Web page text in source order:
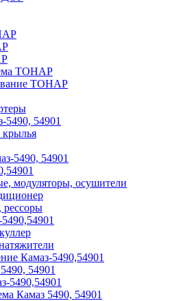
ТОНАР
ТОНАР
5490, 54901
5490, 54901
модуляторы, осушители
рессоры
Камаз-5490,54901
54901
5490,54901
Камаз 5490, 54901